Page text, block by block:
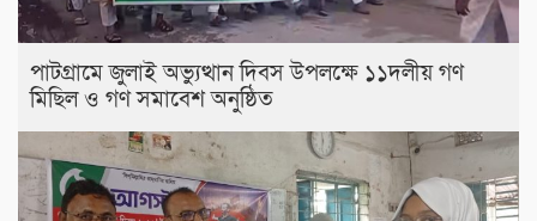
পাটগ্রামে জুলাই অভ্যুত্থান দিবস উপলক্ষে ১১দলীয় গণ
মিছিল ও গণ সমাবেশ অনুষ্ঠিত